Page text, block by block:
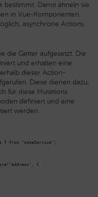
bestimmt. Damit ähneln sie
in Vue-Komponenten.
asynchrone Actions
die Getter aufgesetzt. Die
und erhalten eine
dieser Action-
Diese dienen dazu,
für diese Mutations
definiert und eine
werden.
} from "someService";
{